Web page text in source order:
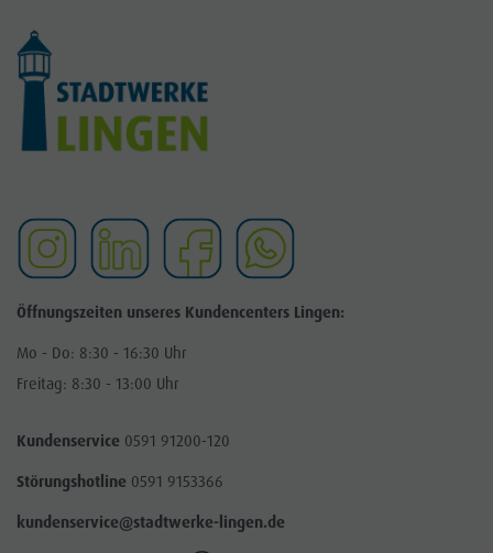
Öffnungszeiten unseres Kundencenters Lingen:
Mo - Do: 8:30 - 16:30 Uhr
Freitag: 8:30 - 13:00 Uhr
Kundenservice 0591 91200-120
Störungshotline 0591 9153366
kundenservice@stadtwerke-lingen.de